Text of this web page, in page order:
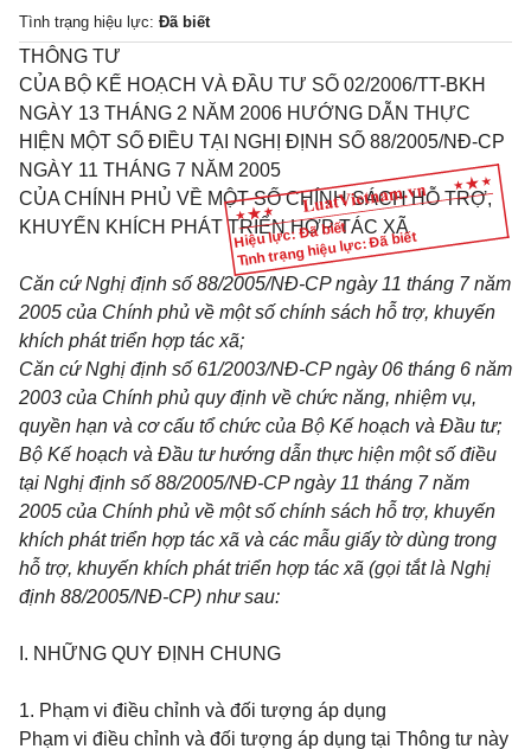
Tình trạng hiệu lực: Đã biết
Hiệu lực: Đã biết
Tình trạng hiệu lực: Đã biết
THÔNG TƯ
CỦA BỘ KẾ HOẠCH VÀ ĐẦU TƯ SỐ 02/2006/TT-BKH
NGÀY 13 THÁNG 2 NĂM 2006 HƯỚNG DẪN THỰC
HIỆN MỘT SỐ ĐIỀU TẠI NGHỊ ĐỊNH SỐ 88/2005/NĐ-CP
NGÀY 11 THÁNG 7 NĂM 2005
CỦA CHÍNH PHỦ VỀ MỘT SỐ CHÍNH SÁCH HỖ TRỢ,
KHUYẾN KHÍCH PHÁT TRIỂN HỢP TÁC XÃ
Căn cứ Nghị định số 88/2005/NĐ-CP ngày 11 tháng 7 năm
2005 của Chính phủ về một số chính sách hỗ trợ, khuyến
khích phát triển hợp tác xã;
Căn cứ Nghị định số 61/2003/NĐ-CP ngày 06 tháng 6 năm
2003 của Chính phủ quy định về chức năng, nhiệm vụ,
quyền hạn và cơ cấu tổ chức của Bộ Kế hoạch và Đầu tư;
Bộ Kế hoạch và Đầu tư hướng dẫn thực hiện một số điều
tại Nghị định số 88/2005/NĐ-CP ngày 11 tháng 7 năm
2005 của Chính phủ về một số chính sách hỗ trợ, khuyến
khích phát triển hợp tác xã và các mẫu giấy tờ dùng trong
hỗ trợ, khuyến khích phát triển hợp tác xã (gọi tắt là Nghị
định 88/2005/NĐ-CP) như sau:
I. NHỮNG QUY ĐỊNH CHUNG
1. Phạm vi điều chỉnh và đối tượng áp dụng
Phạm vi điều chỉnh và đối tượng áp dụng tại Thông tư này